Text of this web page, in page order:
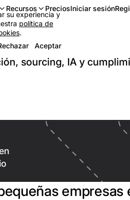
Recursos PreciosIniciar sesión
sourcing, IA y
su experiencia y
política de
.
Aceptar